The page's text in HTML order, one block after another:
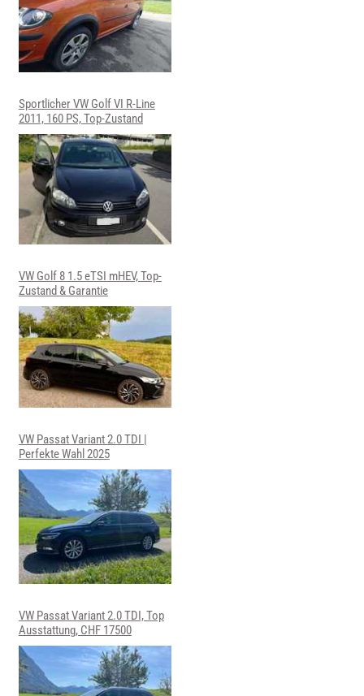
Sportlicher VW Golf VI R-Line
2011, 160 PS, Top-Zustand
VW Golf 8 1.5 eTSI mHEV, Top-
Zustand & Garantie
VW Passat Variant 2.0 TDI |
Perfekte Wahl 2025
VW Passat Variant 2.0 TDI, Top
Ausstattung, CHF 17500